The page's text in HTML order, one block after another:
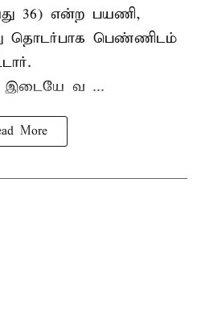
36) என்ற பயணி,
தொடர்பாக பெண்ணிடம்
இடையே வ ...
More